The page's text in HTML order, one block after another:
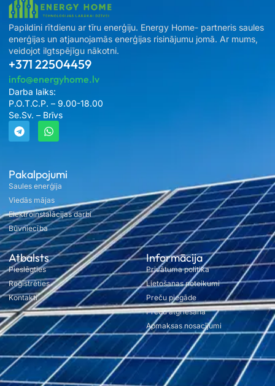
Pakalpojumi
Saules enerģija
Viedās mājas
Elektroinstalācijas darbi
Būvniecība
Atbalsts
Pieslēgties
Reģistrēties
Kontakti
Informācija
Privātuma politika
Lietošanas noteikumi
Preču piegāde
Preču atgriešana
Apmaksas nosacījumi
Papildini rītdienu ar tīru enerģiju. Energy Home- partneris saules
enerģijas un atjaunojamās enerģijas risinājumu jomā. Ar mums,
veidojot ilgtspējīgu nākotni.
+371 22504459
info@energyhome.lv
Darba laiks:
P.O.T.C.P. – 9.00-18.00
Se.Sv. – Brīvs